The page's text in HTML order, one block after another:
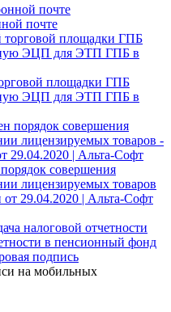
почте
площадки ГПБ
ЭЦП для ЭТП ГПБ в
совершения
лицензируемых товаров
29.04.2020 | Альта-Софт
налоговой отчетности
в пенсионный фонд
подпись
на мобильных